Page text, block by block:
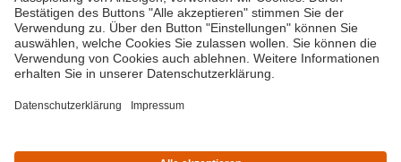
Sortiment
Inspirationen
Bei Fragen zu Produkten oder der Bestellung können Sie uns gern anrufen: